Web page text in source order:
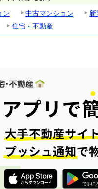
ン
中古マンション 新
住宅・不動産